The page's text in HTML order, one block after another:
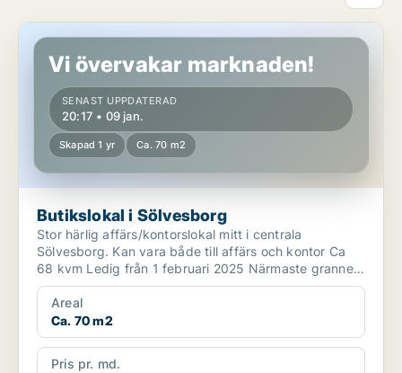
Butikslokal i Sölvesborg
Vi övervakar marknaden!
SENAST UPPDATERAD
20:17 • 09 jan.
Skapad 1 yr Ca. 70 m2
Butikslokal i Sölvesborg
Stor härlig affärs/kontorslokal mitt i centrala
Sölvesborg. Kan vara både till affärs och kontor Ca
68 kvm Ledig från 1 februari 2025 Närmaste granne
...
Areal
Ca. 70 m2
Pris pr. md.